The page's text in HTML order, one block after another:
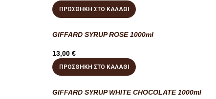
ΠΡΟΣΘΉΚΗ ΣΤΟ ΚΑΛΆΘΙ
GIFFARD SYRUP ROSE 1000ml
13,00 €
ΠΡΟΣΘΉΚΗ ΣΤΟ ΚΑΛΆΘΙ
GIFFARD SYRUP WHITE CHOCOLATE 1000ml